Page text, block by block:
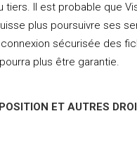
tiers. Il est probable que
plus poursuivre ses
sécurisée des
plus être garantie.
ET AUTRES